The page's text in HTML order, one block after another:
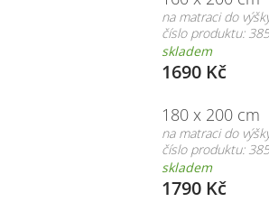
na matraci do
číslo produktu:
skladem
1690 Kč
180 x 200 cm
na matraci do
číslo produktu:
skladem
1790 Kč